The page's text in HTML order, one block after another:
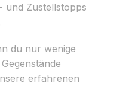
und Zustellstopps
du nur wenige
erfahrenen